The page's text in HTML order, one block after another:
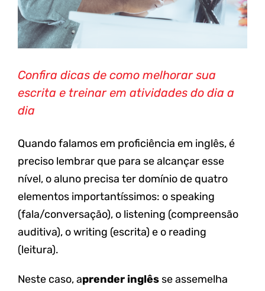
Confira dicas de como melhorar sua
escrita e treinar em atividades do dia a
dia
Quando falamos em proficiência em inglês, é
preciso lembrar que para se alcançar esse
nível, o aluno precisa ter domínio de quatro
elementos importantíssimos: o speaking
(fala/conversação), o listening (compreensão
auditiva), o writing (escrita) e o reading
(leitura).
Neste caso, aprender inglês se assemelha